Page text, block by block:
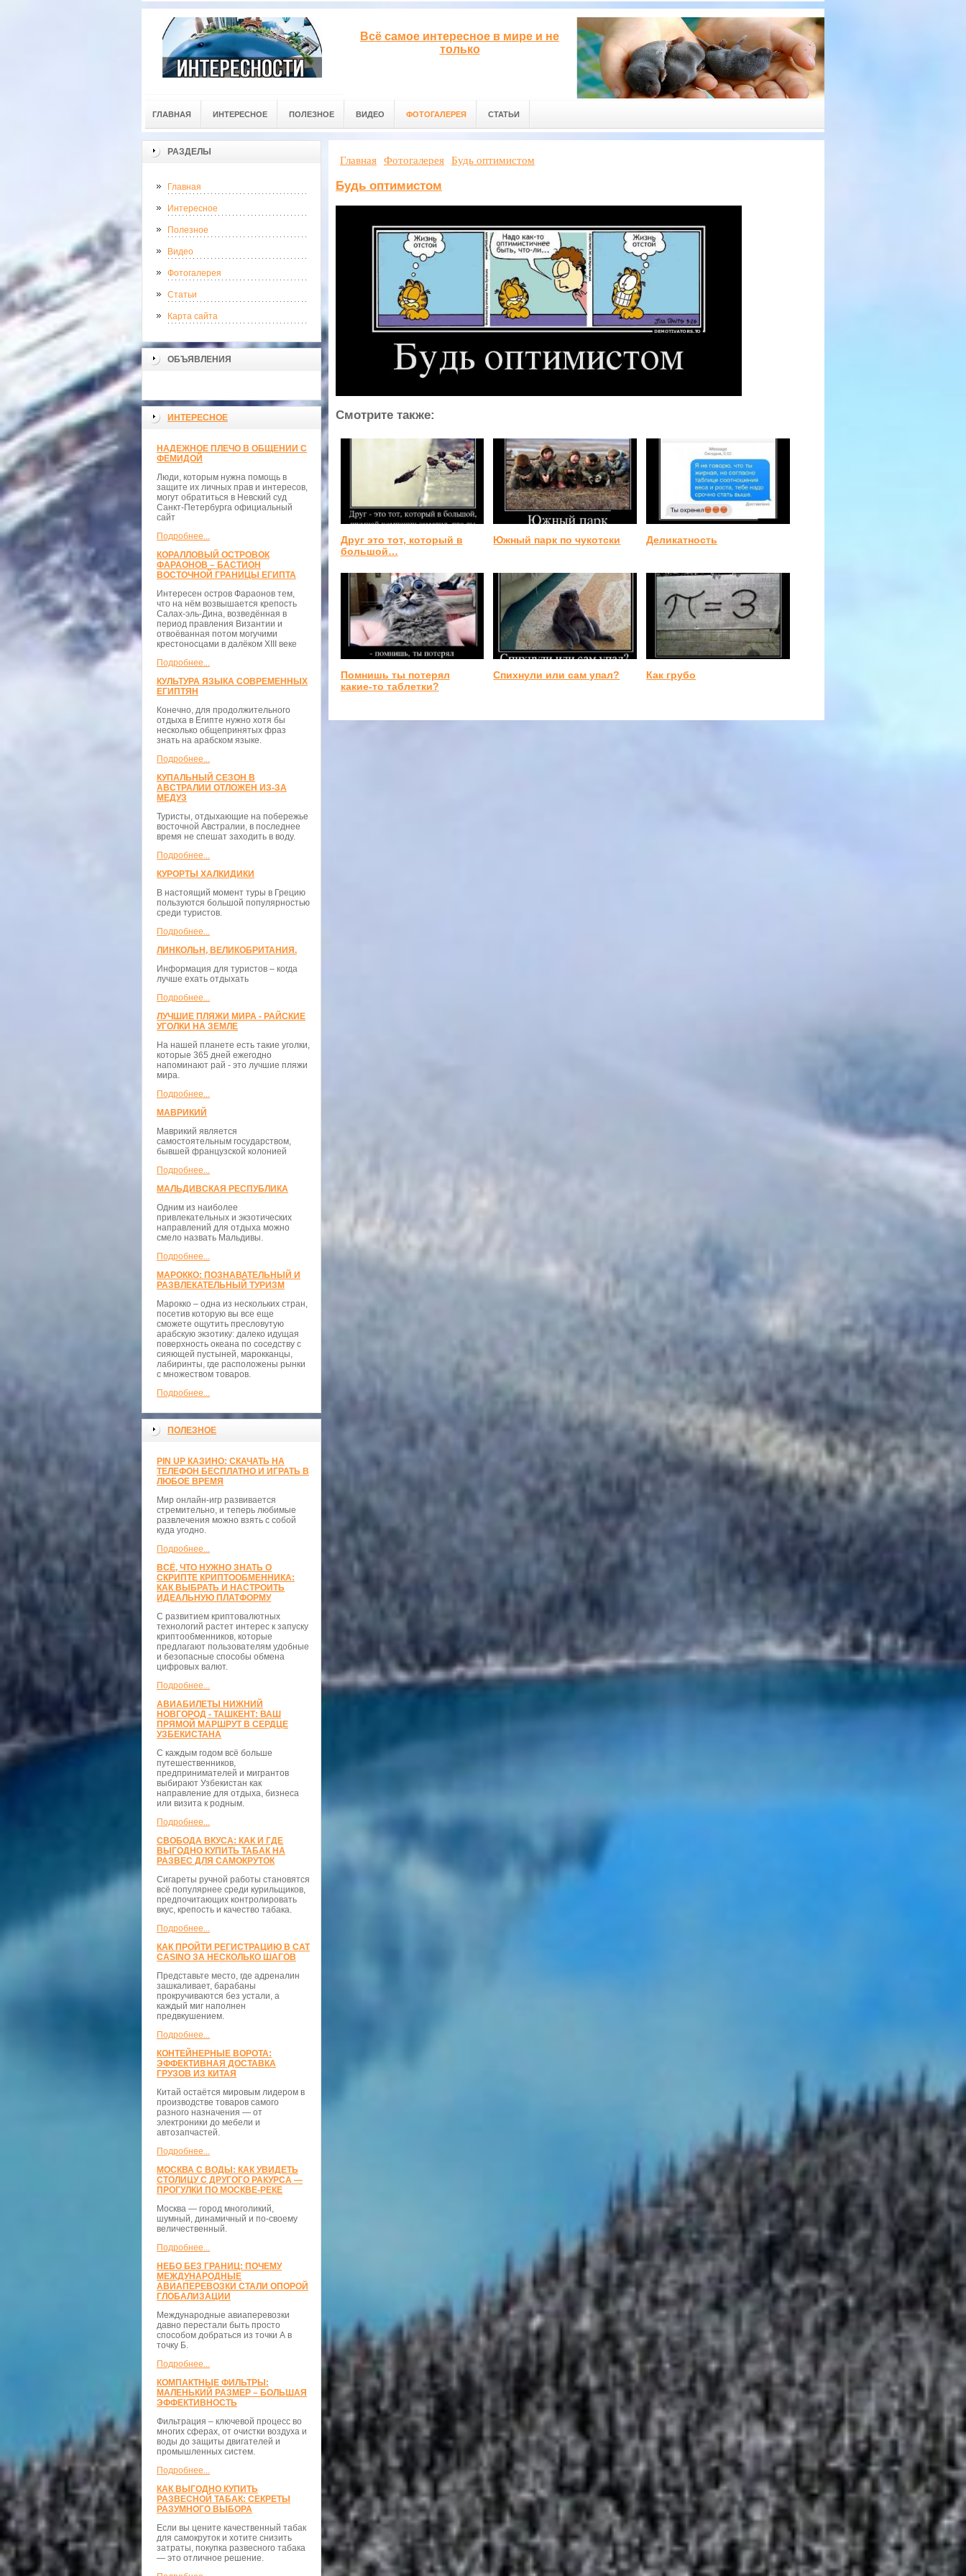
Всё самое интересное в мире и не
только
ГЛАВНАЯ ИНТЕРЕСНОЕ ПОЛЕЗНОЕ ВИДЕО ФОТОГАЛЕРЕЯ СТАТЬИ
РАЗДЕЛЫ
Главная
Интересное
Полезное
Видео
Фотогалерея
Статьи
Карта сайта
ОБЪЯВЛЕНИЯ
ИНТЕРЕСНОЕ
НАДЕЖНОЕ ПЛЕЧО В ОБЩЕНИИ С
ФЕМИДОЙ
Люди, которым нужна помощь в
защите их личных прав и интересов,
могут обратиться в Невский суд
Санкт-Петербурга официальный
сайт
Подробнее...
КОРАЛЛОВЫЙ ОСТРОВОК
ФАРАОНОВ – БАСТИОН
ВОСТОЧНОЙ ГРАНИЦЫ ЕГИПТА
Интересен остров Фараонов тем,
что на нём возвышается крепость
Салах-эль-Дина, возведённая в
период правления Византии и
отвоёванная потом могучими
крестоносцами в далёком XIII веке
Подробнее...
КУЛЬТУРА ЯЗЫКА СОВРЕМЕННЫХ
ЕГИПТЯН
Конечно, для продолжительного
отдыха в Египте нужно хотя бы
несколько общепринятых фраз
знать на арабском языке.
Подробнее...
КУПАЛЬНЫЙ СЕЗОН В
АВСТРАЛИИ ОТЛОЖЕН ИЗ-ЗА
МЕДУЗ
Туристы, отдыхающие на побережье
восточной Австралии, в последнее
время не спешат заходить в воду.
Подробнее...
КУРОРТЫ ХАЛКИДИКИ
В настоящий момент туры в Грецию
пользуются большой популярностью
среди туристов.
Подробнее...
ЛИНКОЛЬН, ВЕЛИКОБРИТАНИЯ.
Информация для туристов – когда
лучше ехать отдыхать
Подробнее...
ЛУЧШИЕ ПЛЯЖИ МИРА - РАЙСКИЕ
УГОЛКИ НА ЗЕМЛЕ
На нашей планете есть такие уголки,
которые 365 дней ежегодно
напоминают рай - это лучшие пляжи
мира.
Подробнее...
МАВРИКИЙ
Маврикий является
самостоятельным государством,
бывшей французской колонией
Подробнее...
МАЛЬДИВСКАЯ РЕСПУБЛИКА
Одним из наиболее
привлекательных и экзотических
направлений для отдыха можно
смело назвать Мальдивы.
Подробнее...
МАРОККО: ПОЗНАВАТЕЛЬНЫЙ И
РАЗВЛЕКАТЕЛЬНЫЙ ТУРИЗМ
Марокко – одна из нескольких стран,
посетив которую вы все еще
сможете ощутить пресловутую
арабскую экзотику: далеко идущая
поверхность океана по соседству с
сияющей пустыней, марокканцы,
лабиринты, где расположены рынки
с множеством товаров.
Подробнее...
ПОЛЕЗНОЕ
PIN UP КАЗИНО: СКАЧАТЬ НА
ТЕЛЕФОН БЕСПЛАТНО И ИГРАТЬ В
ЛЮБОЕ ВРЕМЯ
Мир онлайн-игр развивается
стремительно, и теперь любимые
развлечения можно взять с собой
куда угодно.
Подробнее...
ВСЁ, ЧТО НУЖНО ЗНАТЬ О
СКРИПТЕ КРИПТООБМЕННИКА:
КАК ВЫБРАТЬ И НАСТРОИТЬ
ИДЕАЛЬНУЮ ПЛАТФОРМУ
С развитием криптовалютных
технологий растет интерес к запуску
криптообменников, которые
предлагают пользователям удобные
и безопасные способы обмена
цифровых валют.
Подробнее...
АВИАБИЛЕТЫ НИЖНИЙ
НОВГОРОД - ТАШКЕНТ: ВАШ
ПРЯМОЙ МАРШРУТ В СЕРДЦЕ
УЗБЕКИСТАНА
С каждым годом всё больше
путешественников,
предпринимателей и мигрантов
выбирают Узбекистан как
направление для отдыха, бизнеса
или визита к родным.
Подробнее...
СВОБОДА ВКУСА: КАК И ГДЕ
ВЫГОДНО КУПИТЬ ТАБАК НА
РАЗВЕС ДЛЯ САМОКРУТОК
Сигареты ручной работы становятся
всё популярнее среди курильщиков,
предпочитающих контролировать
вкус, крепость и качество табака.
Подробнее...
КАК ПРОЙТИ РЕГИСТРАЦИЮ В CAT
CASINO ЗА НЕСКОЛЬКО ШАГОВ
Представьте место, где адреналин
зашкаливает, барабаны
прокручиваются без устали, а
каждый миг наполнен
предвкушением.
Подробнее...
КОНТЕЙНЕРНЫЕ ВОРОТА:
ЭФФЕКТИВНАЯ ДОСТАВКА
ГРУЗОВ ИЗ КИТАЯ
Китай остаётся мировым лидером в
производстве товаров самого
разного назначения — от
электроники до мебели и
автозапчастей.
Подробнее...
МОСКВА С ВОДЫ: КАК УВИДЕТЬ
СТОЛИЦУ С ДРУГОГО РАКУРСА —
ПРОГУЛКИ ПО МОСКВЕ-РЕКЕ
Москва — город многоликий,
шумный, динамичный и по-своему
величественный.
Подробнее...
НЕБО БЕЗ ГРАНИЦ: ПОЧЕМУ
МЕЖДУНАРОДНЫЕ
АВИАПЕРЕВОЗКИ СТАЛИ ОПОРОЙ
ГЛОБАЛИЗАЦИИ
Международные авиаперевозки
давно перестали быть просто
способом добраться из точки А в
точку Б.
Подробнее...
КОМПАКТНЫЕ ФИЛЬТРЫ:
МАЛЕНЬКИЙ РАЗМЕР – БОЛЬШАЯ
ЭФФЕКТИВНОСТЬ
Фильтрация – ключевой процесс во
многих сферах, от очистки воздуха и
воды до защиты двигателей и
промышленных систем.
Подробнее...
КАК ВЫГОДНО КУПИТЬ
РАЗВЕСНОЙ ТАБАК: СЕКРЕТЫ
РАЗУМНОГО ВЫБОРА
Если вы цените качественный табак
для самокруток и хотите снизить
затраты, покупка развесного табака
— это отличное решение.
Главная Фотогалерея Будь оптимистом
Будь оптимистом
Смотрите также:
Друг это тот, который в
большой…
Южный парк по чукотски Деликатность
Помнишь ты потерял
какие-то таблетки?
Спихнули или сам упал? Как грубо